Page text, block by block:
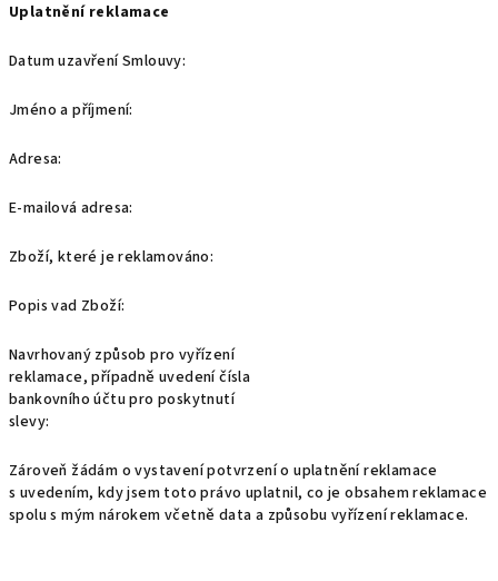
Uplatnění reklamace
Datum uzavření Smlouvy:
Jméno a příjmení:
Adresa:
E-mailová adresa:
Zboží, které je reklamováno:
Popis vad Zboží:
Navrhovaný způsob pro vyřízení
reklamace, případně uvedení čísla
bankovního účtu pro poskytnutí
slevy:
Zároveň žádám o vystavení potvrzení o uplatnění reklamace
s uvedením, kdy jsem toto právo uplatnil, co je obsahem reklamace
spolu s mým nárokem včetně data a způsobu vyřízení reklamace.